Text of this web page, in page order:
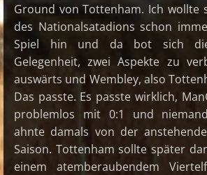
Ground von Tottenham. Ich wollte
des Nationalsatadions schon
Spiel hin und da bot sich
Gelegenheit, zwei Aspekte zu
auswärts und Wembley, also
Das passte. Es passte wirklich,
problemlos mit 0:1 und
ahnte damals von der
Saison. Tottenham sollte später
einem atemberaubendem